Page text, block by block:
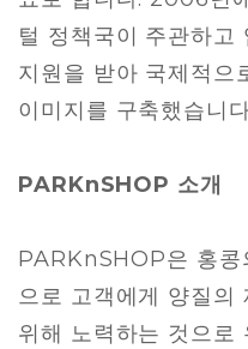
털 정책국이 주관하고
지원을 받아 국제적으
이미지를 구축했습니
PARKnSHOP 소개
PARKnSHOP은 홍콩
으로 고객에게 양질의
위해 노력하는 것으로